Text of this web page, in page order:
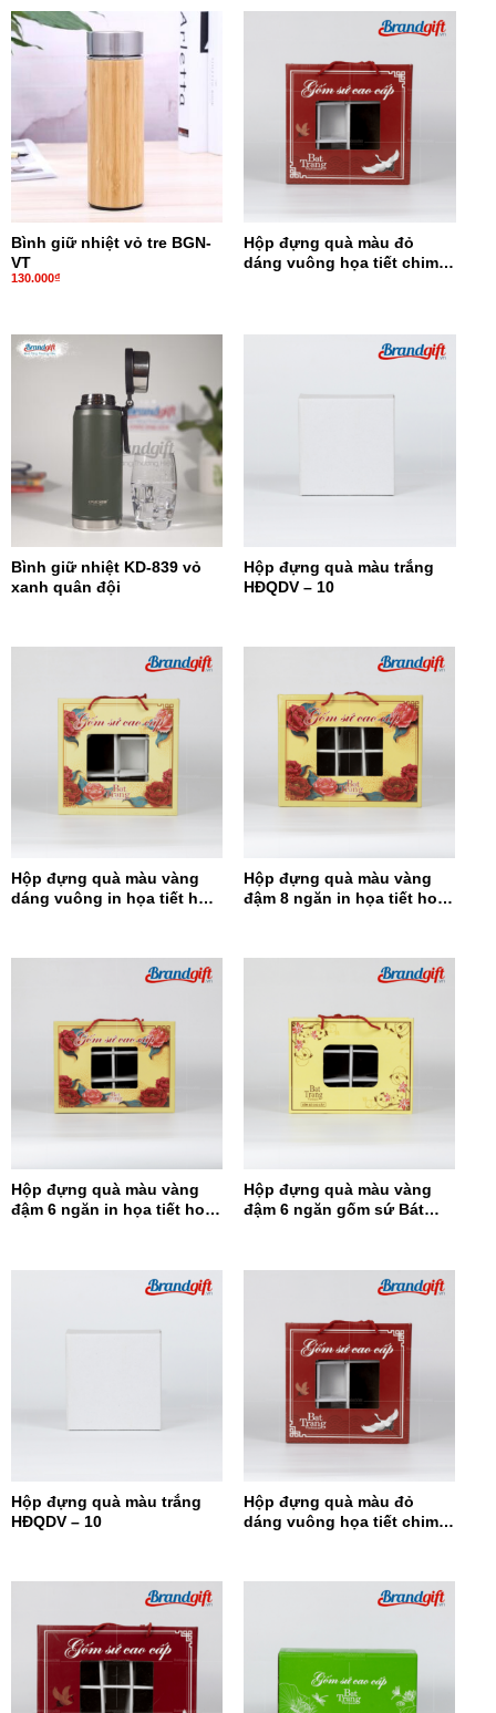
Bình giữ nhiệt vỏ tre BGN-
VT
130.000₫
Hộp đựng quà màu đỏ
dáng vuông họa tiết chim
Bình giữ nhiệt KD-839 vỏ
xanh quân đội
Hộp đựng quà màu trắng
HĐQDV – 10
Hộp đựng quà màu vàng
dáng vuông in họa tiết hoa
Hộp đựng quà màu vàng
đậm 8 ngăn in họa tiết hoa
Hộp đựng quà màu vàng
đậm 6 ngăn in họa tiết hoa
Hộp đựng quà màu vàng
đậm 6 ngăn gốm sứ Bát
Hộp đựng quà màu trắng
HĐQDV – 10
Hộp đựng quà màu đỏ
dáng vuông họa tiết chim